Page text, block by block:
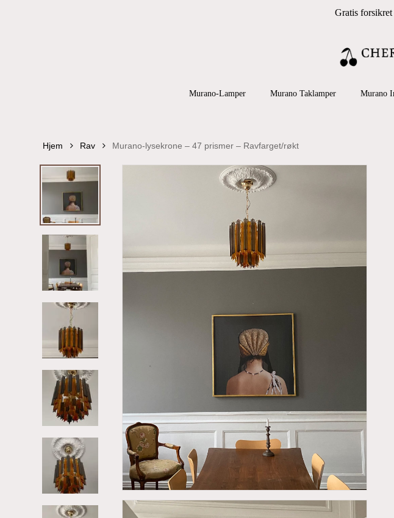
Gratis
Murano-Lamper Murano Taklamper Murano
Hjem Rav Murano-lysekrone – 47 prismer – Ravfarget/røkt